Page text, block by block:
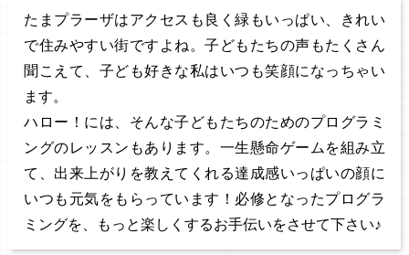
たまプラーザはアクセスも良く緑もいっぱい、きれい
で住みやすい街ですよね。子どもたちの声もたくさん
聞こえて、子ども好きな私はいつも笑顔になっちゃい
ます。
ハロー！には、そんな子どもたちのためのプログラミ
ングのレッスンもあります。一生懸命ゲームを組み立
て、出来上がりを教えてくれる達成感いっぱいの顔に
いつも元気をもらっています！必修となったプログラ
ミングを、もっと楽しくするお手伝いをさせて下さい♪